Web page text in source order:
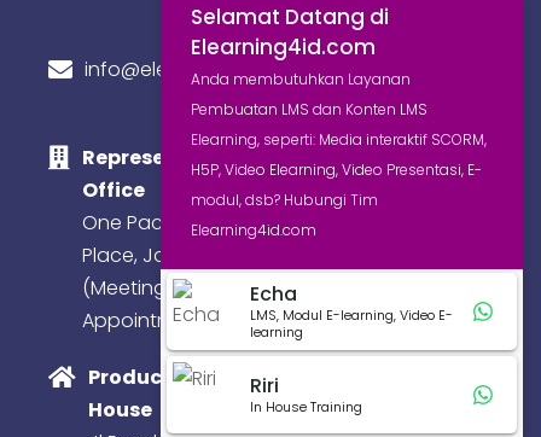
info@elearning4id.com
Representative
Office
One Pacific
Place, Jakarta
(Meeting by
Appointment)
Production
House
Selamat Datang di
Elearning4id.com
Anda membutuhkan Layanan
Pembuatan LMS dan Konten LMS
Elearning, seperti: Media interaktif SCORM,
H5P, Video Elearning, Video Presentasi, E-
modul, dsb? Hubungi Tim
Elearning4id.com
Echa
LMS, Modul E-learning, Video E-
learning
Riri
In House Training